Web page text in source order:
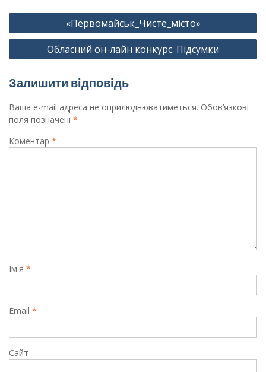
Навігація
записів
«Первомайськ_Чисте_місто»
Обласний он-лайн конкурс. Підсумки
Залишити відповідь
Ваша e-mail адреса не оприлюднюватиметься. Обов’язкові
поля позначені *
Коментар *
Ім'я *
Email *
Сайт